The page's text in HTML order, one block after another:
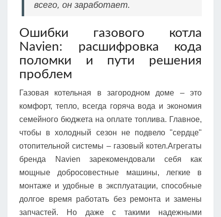
всего, он заработает.
Ошибки газового котла
Navien: расшифровка кода
поломки и пути решения
проблем
Газовая котельная в загородном доме – это
комфорт, тепло, всегда горяча вода и экономия
семейного бюджета на оплате топлива. Главное,
чтобы в холодный сезон не подвело "сердце"
отопительной системы – газовый котел.Агрегаты
бренда Navien зарекомендовали себя как
мощные добросовестные машины, легкие в
монтаже и удобные в эксплуатации, способные
долгое время работать без ремонта и замены
запчастей. Но даже с такими надежными